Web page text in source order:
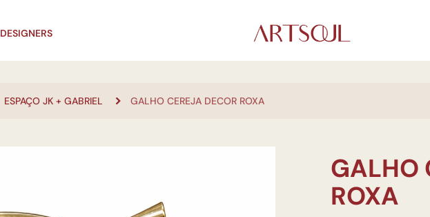
DESIGNERS
ESPAÇO JK + GABRIEL GALHO CEREJA DECOR ROXA
GALHO
ROXA